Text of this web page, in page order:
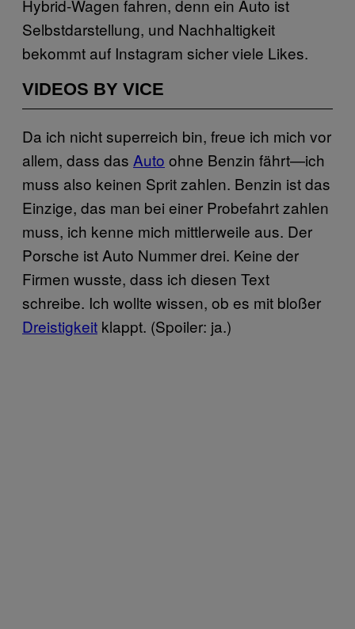
Hybrid-Wagen fahren, denn ein Auto ist
Selbstdarstellung, und Nachhaltigkeit
bekommt auf Instagram sicher viele Likes.
VIDEOS BY VICE
Da ich nicht superreich bin, freue ich mich vor
allem, dass das Auto ohne Benzin fährt—ich
muss also keinen Sprit zahlen. Benzin ist das
Einzige, das man bei einer Probefahrt zahlen
muss, ich kenne mich mittlerweile aus. Der
Porsche ist Auto Nummer drei. Keine der
Firmen wusste, dass ich diesen Text
schreibe. Ich wollte wissen, ob es mit bloßer
Dreistigkeit klappt. (Spoiler: ja.)